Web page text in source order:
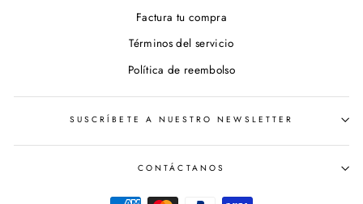
Factura tu compra
Términos del servicio
Política de reembolso
SUSCRÍBETE A NUESTRO NEWSLETTER
CONTÁCTANOS